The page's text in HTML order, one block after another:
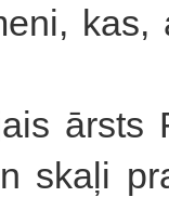
ārsts
skaļi